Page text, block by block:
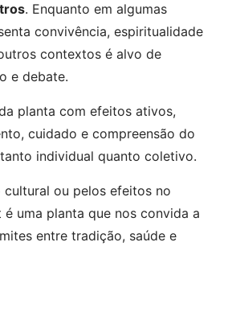
. Enquanto em algumas
convivência, espiritualidade
contextos é alvo de
e debate.
planta com efeitos ativos,
cuidado e compreensão do
individual quanto coletivo.
cultural ou pelos efeitos no
uma planta que nos convida a
entre tradição, saúde e